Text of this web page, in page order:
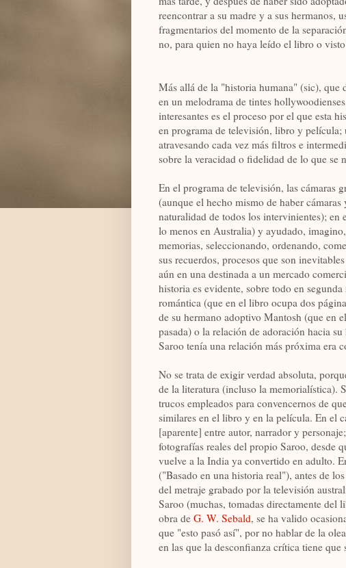
reencontrar a su madre y a sus hermanos,
fragmentarios del momento de la
no, para quien no haya leído el libro o
Más allá de la "historia humana" (sic), que
en un melodrama de tintes
interesantes es el proceso por el que esta
en programa de televisión, libro y
atravesando cada vez más filtros e
sobre la veracidad o fidelidad de lo que se
En el programa de televisión, las cámaras
(aunque el hecho mismo de haber
naturalidad de todos los intervinientes);
lo menos en Australia) y ayudado,
memorias, seleccionando, ordenando,
sus recuerdos, procesos que son
aún en una destinada a un mercado
historia es evidente, sobre todo en
romántica (que en el libro ocupa dos
de su hermano adoptivo Mantosh (que en
pasada) o la relación de adoración hacia
Saroo tenía una relación más próxima era
No se trata de exigir verdad absoluta,
de la literatura (incluso la memorialística).
trucos empleados para convencernos de
similares en el libro y en la película. En el
[aparente] entre autor, narrador y
fotografías reales del propio Saroo, desde
vuelve a la India ya convertido en adulto.
("Basado en una historia real"), antes de
del metraje grabado por la televisión
Saroo (muchas, tomadas directamente
obra de G. W. Sebald, se ha valido
que "esto pasó así", por no hablar de la
en las que la desconfianza crítica tiene que